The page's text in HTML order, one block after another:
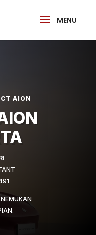
AION